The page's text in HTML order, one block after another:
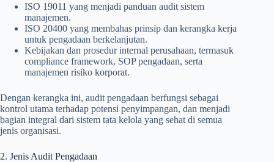
ISO 19011 yang menjadi panduan audit sistem
manajemen.
ISO 20400 yang membahas prinsip dan kerangka kerja
untuk pengadaan berkelanjutan.
Kebijakan dan prosedur internal perusahaan, termasuk
compliance framework, SOP pengadaan, serta
manajemen risiko korporat.
Dengan kerangka ini, audit pengadaan berfungsi sebagai
kontrol utama terhadap potensi penyimpangan, dan menjadi
bagian integral dari sistem tata kelola yang sehat di semua
jenis organisasi.
2. Jenis Audit Pengadaan